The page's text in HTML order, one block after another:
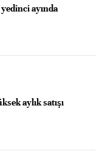
ayında
aylık satışı